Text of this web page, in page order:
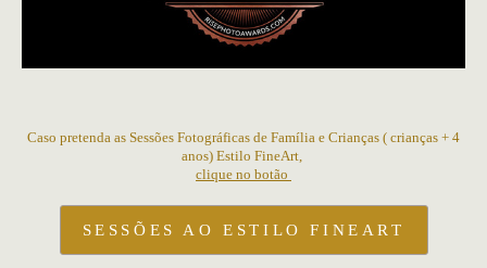
Caso pretenda as Sessões Fotográficas de Família e Crianças ( crianças + 4
anos) Estilo FineArt,
clique no botão
SESSÕES AO ESTILO FINEART